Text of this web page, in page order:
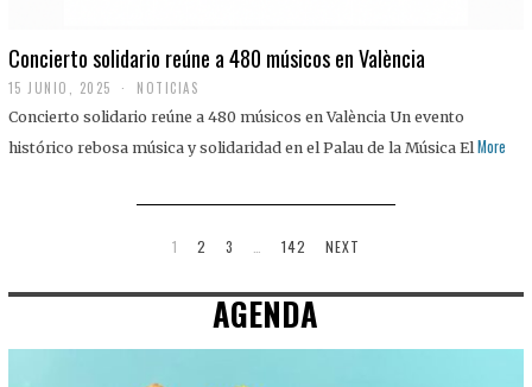
Concierto solidario reúne a 480 músicos en València
15 JUNIO, 2025 NOTICIAS
Concierto solidario reúne a 480 músicos en València Un evento
histórico rebosa música y solidaridad en el Palau de la Música El More
1 2 3 142 NEXT
AGENDA